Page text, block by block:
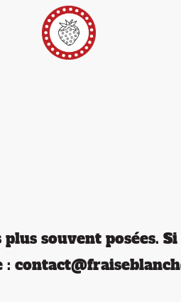
souvent posées.
: